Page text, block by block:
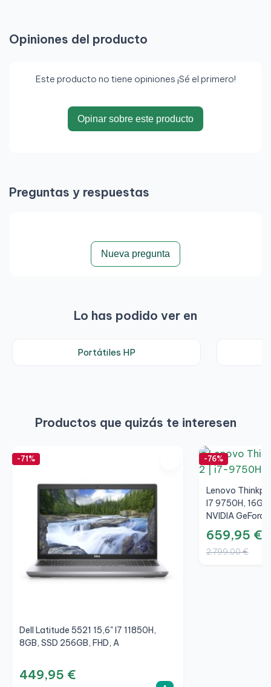
Opiniones del producto
Este producto no tiene opiniones ¡Sé el primero!
Opinar sobre este producto
Preguntas y respuestas
Nueva pregunta
Lo has podido ver en
Portátiles HP
Productos que quizás te interesen
-71%
Dell Latitude 5521 15,6" I7 11850H,
8GB, SSD 256GB, FHD, A
449,95 €
-76%
Lenovo
I7 9750H,
NVIDIA
659,95 €
2.799,00 €